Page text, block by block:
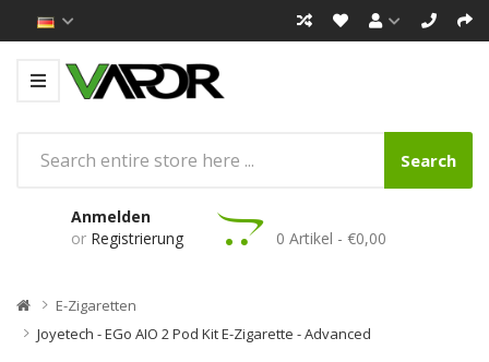
Search
Anmelden
or Registrierung 0 Artikel - €0,00
E-Zigaretten
Joyetech - EGo AIO 2 Pod Kit E-Zigarette - Advanced